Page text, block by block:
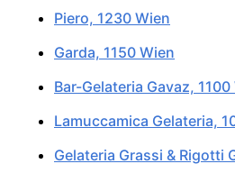
Piero, 1230 Wien
Garda, 1150 Wien
Bar-Gelateria Gavaz, 1100
Lamuccamica Gelateria,
Gelateria Grassi & Rigotti